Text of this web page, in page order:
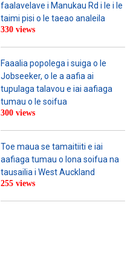
faalavelave i Manukau Rd i le i le
taimi pisi o le taeao analeila
330 views
Faaalia popolega i suiga o le
Jobseeker, o le a aafia ai
tupulaga talavou e iai aafiaga
tumau o le soifua
300 views
Toe maua se tamaitiiti e iai
aafiaga tumau o lona soifua na
tausailia i West Auckland
255 views